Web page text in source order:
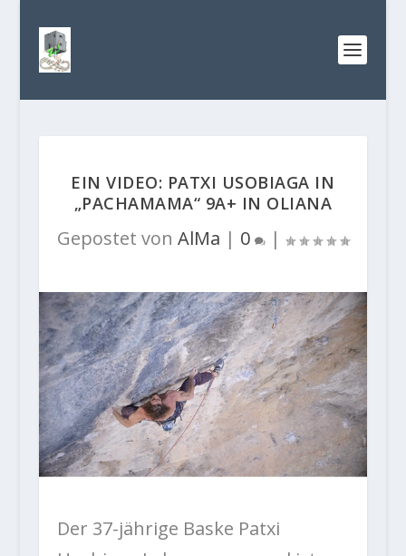
EIN VIDEO: PATXI USOBIAGA IN
„PACHAMAMA“ 9A+ IN OLIANA
Gepostet von AlMa | 0 |
Der 37-jährige Baske Patxi